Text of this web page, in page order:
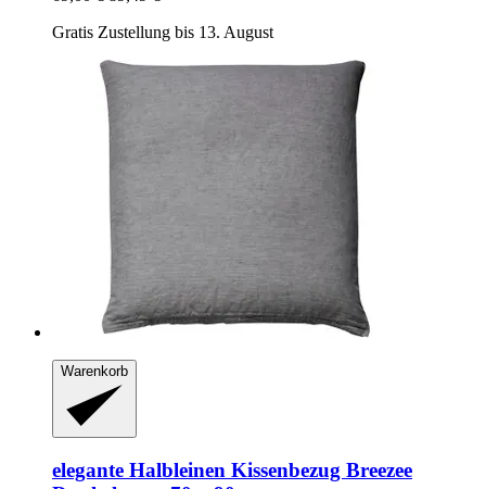
Gratis Zustellung bis 13. August
Warenkorb
elegante Halbleinen Kissenbezug Breezee